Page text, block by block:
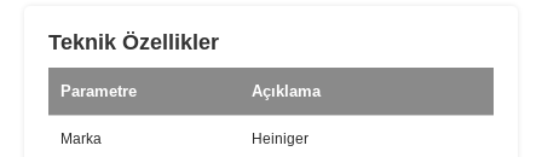
Teknik Özellikler
Parametre Açıklama
Marka Heiniger